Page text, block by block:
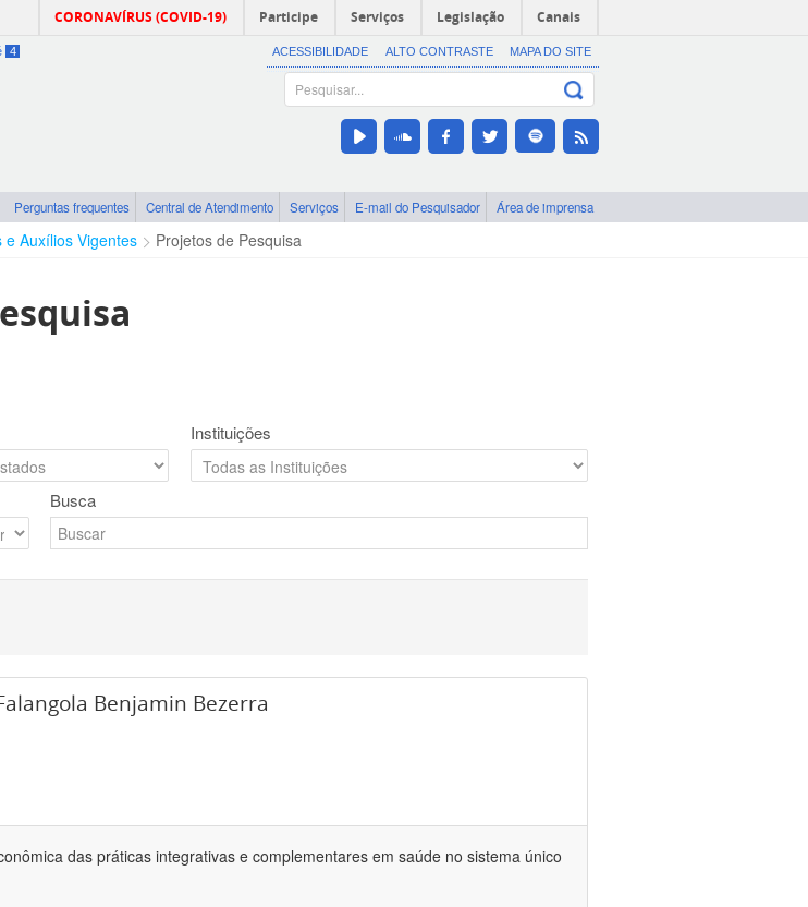
CORONAVÍRUS (COVID-19) Participe Serviços Legislação Canais
4 ACESSIBILIDADE ALTO CONTRASTE MAPA DO SITE
Perguntas frequentes Central de Atendimento Serviços E-mail do Pesquisador Área de imprensa
e Auxílios Vigentes Projetos de Pesquisa
Instituições
Busca
Benjamin Bezerra
das práticas integrativas e complementares em saúde no sistema único